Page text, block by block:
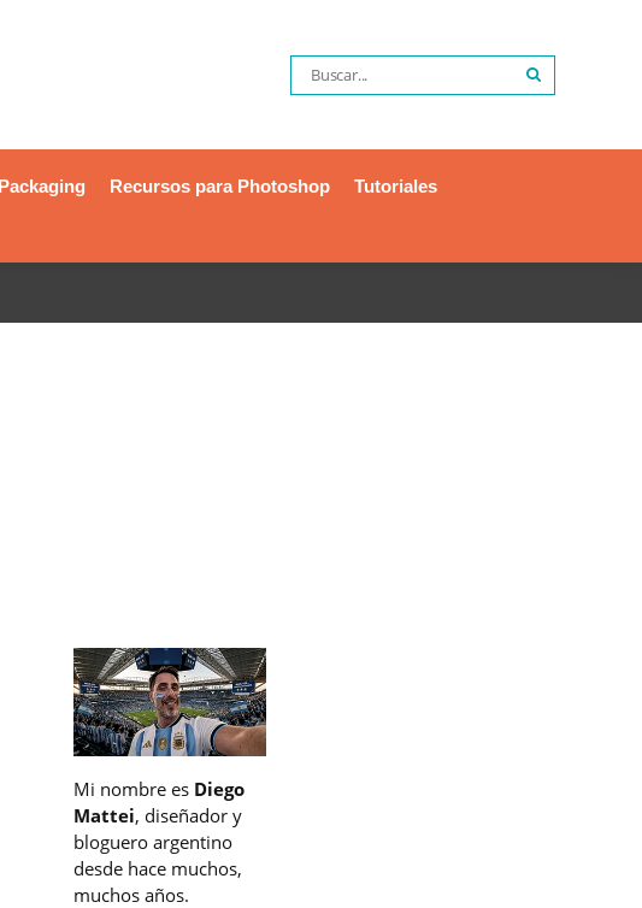
Packaging Recursos para Photoshop
Tutoriales
Mi nombre es Diego
Mattei, diseñador y
bloguero argentino
desde hace muchos,
muchos años.